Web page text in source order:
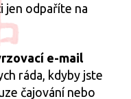
jen odpaříte na
e-mail
ráda, kdyby jste
čajování nebo